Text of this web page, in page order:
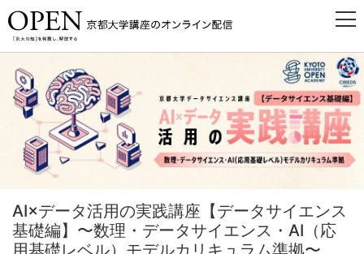
AI×データ活用の実践講座【データサイエンス
基礎編】〜数理・データサイエンス・AI（応